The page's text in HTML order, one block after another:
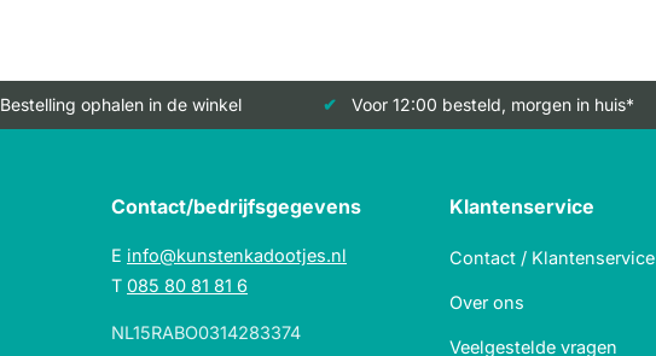
Bestelling ophalen in de winkel Voor 12:00 besteld, morgen in huis*
Contact/bedrijfsgegevens
E info@kunstenkadootjes.nl
T 085 80 81 81 6
NL15RABO0314283374
Klantenservice
Contact / Klantenservice
Over ons
Veelgestelde vragen